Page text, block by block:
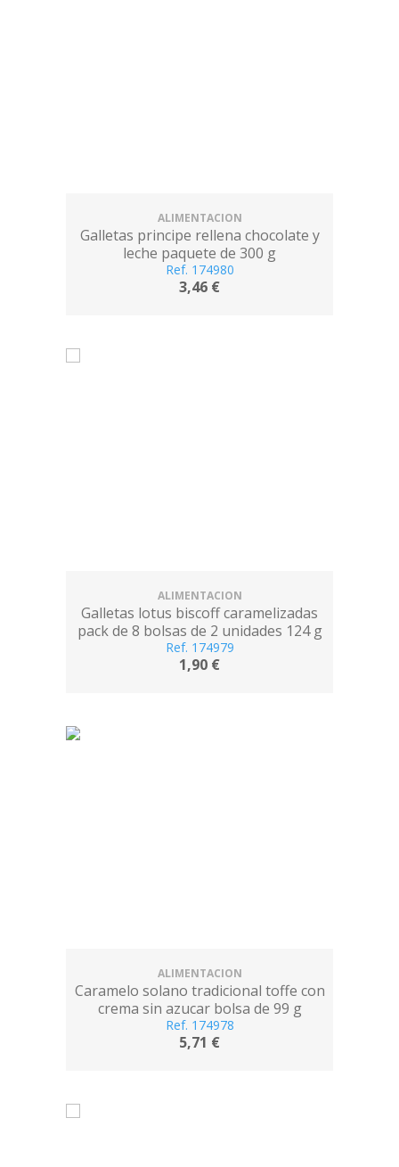
ALIMENTACION
Galletas principe rellena chocolate y
leche paquete de 300 g
Ref. 174980
3,46 €
ALIMENTACION
Galletas lotus biscoff caramelizadas
pack de 8 bolsas de 2 unidades 124 g
Ref. 174979
1,90 €
ALIMENTACION
Caramelo solano tradicional toffe con
crema sin azucar bolsa de 99 g
Ref. 174978
5,71 €